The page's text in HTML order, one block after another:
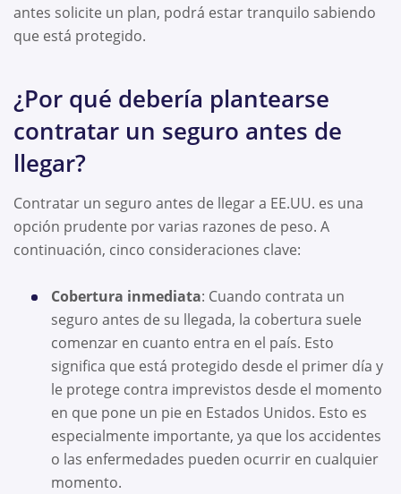
antes solicite un plan, podrá estar tranquilo sabiendo
que está protegido.
¿Por qué debería plantearse
contratar un seguro antes de
llegar?
Contratar un seguro antes de llegar a EE.UU. es una
opción prudente por varias razones de peso. A
continuación, cinco consideraciones clave:
Cobertura inmediata: Cuando contrata un
seguro antes de su llegada, la cobertura suele
comenzar en cuanto entra en el país. Esto
significa que está protegido desde el primer día y
le protege contra imprevistos desde el momento
en que pone un pie en Estados Unidos. Esto es
especialmente importante, ya que los accidentes
o las enfermedades pueden ocurrir en cualquier
momento.